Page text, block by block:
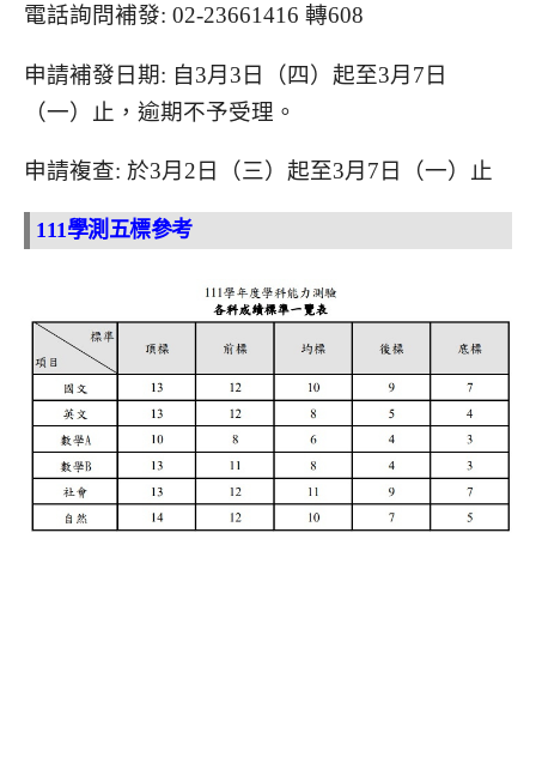
電話詢問補發: 02-23661416 轉608
申請補發日期: 自3月3日（四）起至3月7日
（一）止，逾期不予受理。
申請複查: 於3月2日（三）起至3月7日（一）止
111學測五標參考